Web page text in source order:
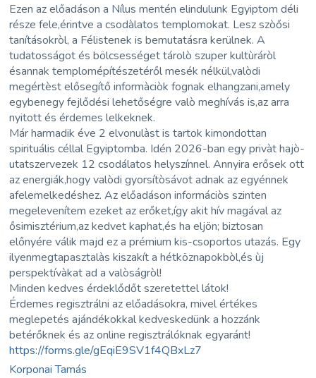
Ezen az előadáson a Nílus mentén elindulunk Egyiptom déli
része fele,érintve a csodàlatos templomokat. Lesz szòősi
tanításokròl, a Félistenek is bemutatásra kerülnek. A
tudatosságot és bölcsességet tárolò szuper kultùráròl
ésannak templomépítészetéről mesék nélkül,valòdi
megértèst elősegítő informàciòk fognak elhangzani,amely
egybenegy fejlődési lehetőségre valò meghívás is,az arra
nyitott és érdemes lelkeknek.
Már harmadik éve 2 elvonulàst is tartok kimondottan
spirituális céllal Egyiptomba. Idén 2026-ban egy privàt hajò-
utatszervezek 12 csodálatos helyszínnel. Annyira erősek ott
az energiák,hogy valòdi gyorsítòsávot adnak az egyénnek
afelemelkedéshez. Az előadáson informáciòs szinten
megelevenítem ezeket az erőket,így akit hív magával az
ősimisztérium,az kedvet kaphat,és ha eljön; biztosan
előnyére válik majd ez a prémium kis-csoportos utazás. Egy
ilyenmegtapasztalàs kiszakít a hétköznapokbòl,és ùj
perspektívàkat ad a valòságròl!
Minden kedves érdeklődőt szeretettel látok!
Érdemes regisztrálni az előadásokra, mivel értékes
meglepetés ajándékokkal kedveskedünk a hozzánk
betérőknek és az online regisztrálóknak egyaránt!
https://forms.gle/gEqiE9SV1f4QBxLz7
Korponai Tamás